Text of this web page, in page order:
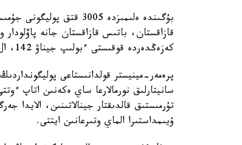
بۇگىندە ەلىمىزدە 3005
كەزەڭدەردە قوقىستى ءبولىپ جيناۋ 142، ال سۇرىپتاۋ 101 ەلدى مەكەندە ەنگىزىلدى.
تۇرمىستىق قالدىقتار جينالاتىنىن،
ۇيىمداستىرا الماي وتىرعانىن ايتتى.